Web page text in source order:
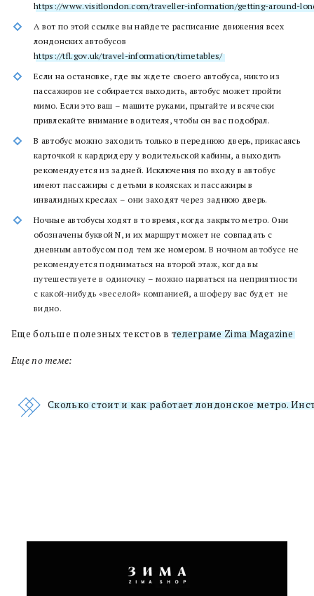
https://www.visitlondon.com/traveller-information/getting-around-
А вот по этой ссылке вы найдете расписание движения всех
лондонских автобусов
https://tfl.gov.uk/travel-information/timetables/
Если на остановке, где вы ждете своего автобуса, никто из
пассажиров не собирается выходить, автобус может пройти
мимо. Если это ваш – машите руками, прыгайте и всячески
привлекайте внимание водителя, чтобы он вас подобрал.
В автобус можно заходить только в переднюю дверь, прикасаясь
карточкой к кардридеру у водительской кабины, а выходить
рекомендуется из задней. Исключения по входу в автобус
имеют пассажиры с детьми в колясках и пассажиры в
инвалидных креслах – они заходят через заднюю дверь.
Ночные автобусы ходят в то время, когда закрыто метро. Они
обозначены буквой N, и их маршрут может не совпадать с
дневным автобусом под тем же номером.В ночном автобусе не
рекомендуется подниматься на второй этаж, когда вы
путешествуете в одиночку – можно нарваться на неприятности
с какой-нибудь «веселой» компанией, а шоферу вас будет не
видно.
Еще больше полезных текстов втелеграме Zima Magazine.
Еще по теме:
Сколько стоит и как работает лондонское метро.